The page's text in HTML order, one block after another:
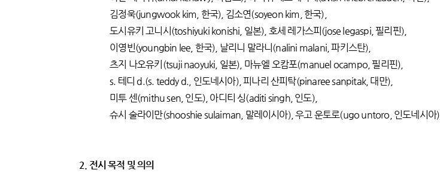
김정욱(jungwook kim, 한국), 김소연(soyeon kim, 한국),
도시유키 고니시(toshiyuki konishi, 일본), 호세 레가스피(jose legaspi, 필리핀),
이영빈(youngbin lee, 한국), 날리니 말라니(nalini malani, 파키스탄),
츠지 나오유키(tsuji naoyuki, 일본), 마뉴엘 오캄포(manuel ocampo, 필리핀),
s. 테디 d.(s. teddy d., 인도네시아), 피나리 산피탁(pinaree sanpitak, 대만),
미투 센(mithu sen, 인도), 아디티 싱(aditi singh, 인도),
슈시 술라이만(shooshie sulaiman, 말레이시아), 우고 운토로(ugo untoro, 인도네시아)
2. 전시 목적 및 의의